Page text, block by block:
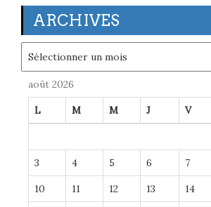
ARCHIVES
août 2026
L M M J V
3 4 5 6 7
10 11 12 13 14